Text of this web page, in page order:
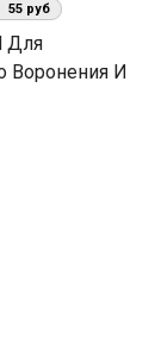
55 руб
Для
Воронения И